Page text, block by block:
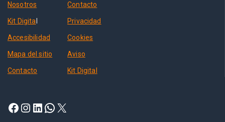
Nosotros
Kit Digita
Accesibilidad
Mapa del sitio
Contacto
Contacto
Privacidad
Cookies
Aviso
Kit Digital